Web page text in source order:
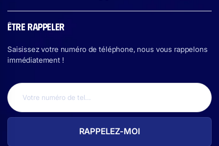
ÊTRE RAPPELER
Saisissez votre numéro de téléphone, nous vous rappelons
immédiatement !